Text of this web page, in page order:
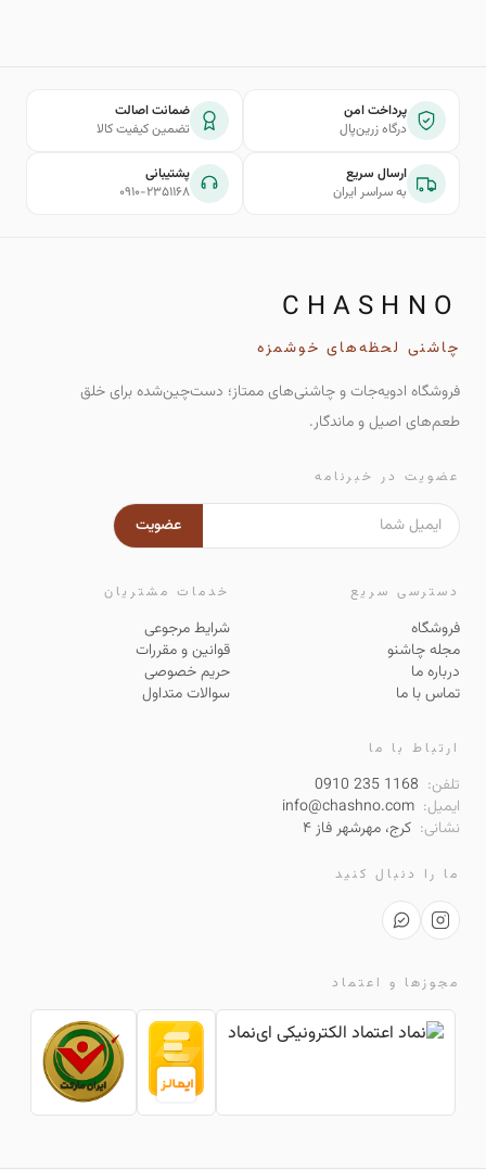
پرداخت امن
درگاه زرین‌پال
ضمانت اصالت
تضمین کیفیت کالا
ارسال سریع
به سراسر ایران
پشتیبانی
۰۹۱۰-۲۳۵۱۱۶۸
CHASHNO
چاشنی لحظه‌های خوشمزه
فروشگاه ادویه‌جات و چاشنی‌های ممتاز؛ دست‌چین‌شده برای خلق
طعم‌های اصیل و ماندگار.
عضویت در خبرنامه
عضویت
دسترسی سریع
فروشگاه
مجله چاشنو
درباره ما
تماس با ما
خدمات مشتریان
شرایط مرجوعی
قوانین و مقررات
حریم خصوصی
سوالات متداول
ارتباط با ما
تلفن: 0910 235 1168
ایمیل: info@chashno.com
نشانی: کرج، مهرشهر فاز ۴
ما را دنبال کنید
مجوزها و اعتماد